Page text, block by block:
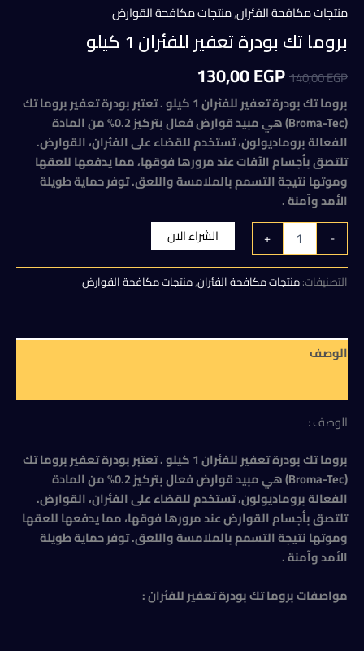
منتجات مكافحة الفئران,منتجات مكافحة القوارض
بروما تك بودرة تعفير للفئران 1 كيلو
140,00EGP
السعر
الأصلي
هو:
140,00 EGP.
130,00EGP
الحالي
هو:
130,00 EGP.
بروما تك بودرة تعفير للفئران 1 كيلو . تعتبر بودرة تعفير بروما تك
(Broma-Tec) هي مبيد قوارض فعال بتركيز 0.2% من المادة
الفعالة بروماديولون، تستخدم للقضاء على الفئران، القوارض.
تلتصق بأجسام الآفات عند مرورها فوقها، مما يدفعها للعقها
وموتها نتيجة التسمم بالملامسة واللعق. توفر حماية طويلة
الأمد وآمنة .
-
كمية
بروما
تك
بودرة
كيلو
+ الشراء الان
التصنيفات:منتجات مكافحة الفئران,منتجات مكافحة القوارض
الوصف
الوصف :
بروما تك بودرة تعفير للفئران 1 كيلو . تعتبر بودرة تعفير بروما تك
(Broma-Tec) هي مبيد قوارض فعال بتركيز 0.2% من المادة
الفعالة بروماديولون، تستخدم للقضاء على الفئران، القوارض.
تلتصق بأجسام القوارض عند مرورها فوقها، مما يدفعها للعقها
وموتها نتيجة التسمم بالملامسة واللعق. توفر حماية طويلة
الأمد وآمنة .
مواصفاتبروما تك بودرة تعفير للفئران :